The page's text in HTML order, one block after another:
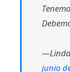
—Linda
junio